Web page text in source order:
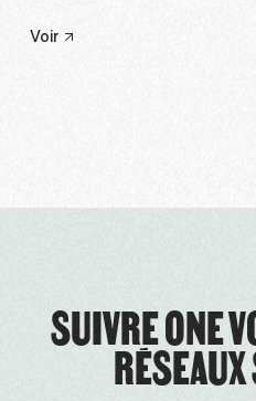
Voir
SUIVRE ONE